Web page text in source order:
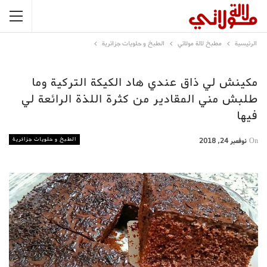
الرئيسية مطبخ لالة مولاتي الطبخ و حلويات جزائرية
مكينش لي ذاق عندي هاد الكيكة التركية وما
طلبش مني المقادير من كثرة اللذة الرائعة لي
فيها
الطبخ و حلويات جزائرية On نوفمبر 24, 2018